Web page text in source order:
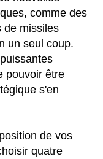
comme des
de missiles
un seul coup.
pouvoir être
s'en
de vos
quatre